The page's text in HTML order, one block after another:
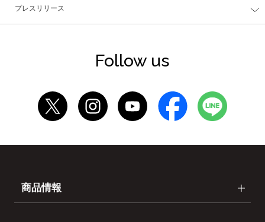
プレスリリース
Follow us
商品情報